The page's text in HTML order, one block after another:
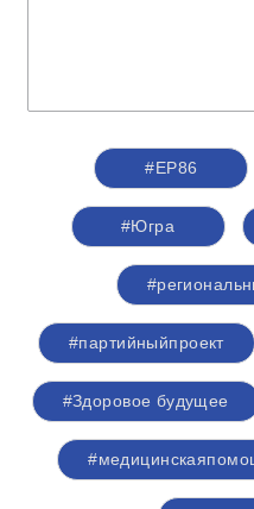
#ЕР86
#Югра
#партийныйпроект
#Здоровое будущее